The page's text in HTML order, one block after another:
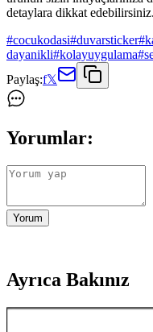
detaylara dikkat edebilirsiniz.
#cocukodasi#duvarsticker#
dayanikli#kolayuygulama#
Paylaş:f𝕏
Yorumlar:
Yorum
Ayrıca Bakınız